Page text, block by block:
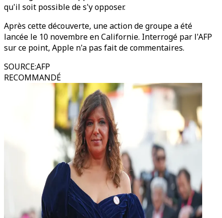
qu'il soit possible de s'y opposer.
Après cette découverte, une action de groupe a été
lancée le 10 novembre en Californie. Interrogé par l'AFP
sur ce point, Apple n'a pas fait de commentaires.
SOURCE:AFP
RECOMMANDÉ